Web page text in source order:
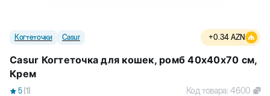
Когтеточки Casur +0.34 AZN
Casur Когтеточка для кошек, ромб 40x40x70 см,
Крем
5 (1) Код товара:4600